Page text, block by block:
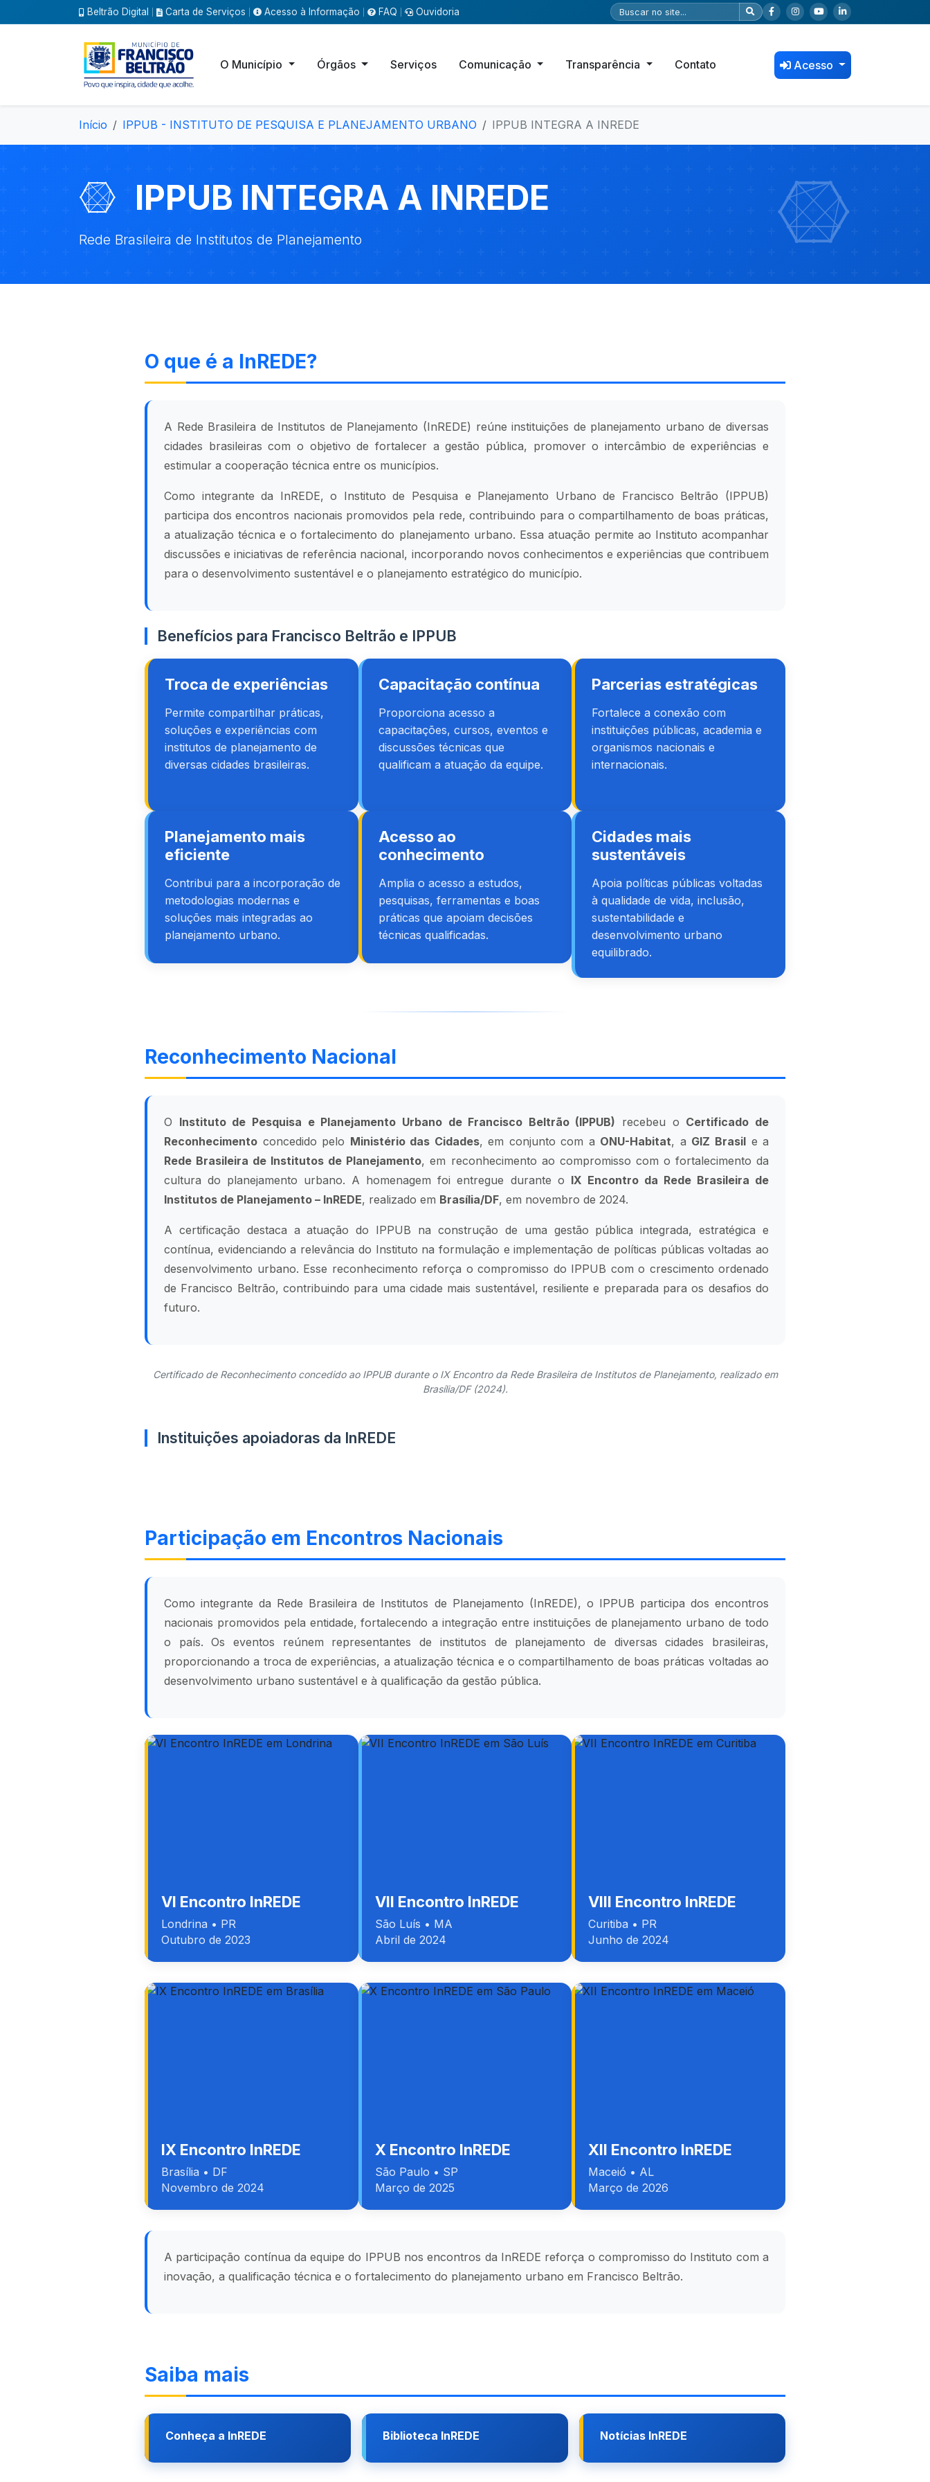
Beltrão Digital Carta de Serviços Acesso à Informação FAQ Ouvidoria
O Município Órgãos Serviços Comunicação Transparência Contato Acesso
Início IPPUB - INSTITUTO DE PESQUISA E PLANEJAMENTO URBANO IPPUB INTEGRA A INREDE
IPPUB INTEGRA A INREDE
Rede Brasileira de Institutos de Planejamento
O que é a InREDE?
A Rede Brasileira de Institutos de Planejamento (InREDE) reúne instituições de planejamento urbano de diversas
cidades brasileiras com o objetivo de fortalecer a gestão pública, promover o intercâmbio de experiências e
estimular a cooperação técnica entre os municípios.
Como integrante da InREDE, o Instituto de Pesquisa e Planejamento Urbano de Francisco Beltrão (IPPUB)
participa dos encontros nacionais promovidos pela rede, contribuindo para o compartilhamento de boas práticas,
a atualização técnica e o fortalecimento do planejamento urbano. Essa atuação permite ao Instituto acompanhar
discussões e iniciativas de referência nacional, incorporando novos conhecimentos e experiências que contribuem
para o desenvolvimento sustentável e o planejamento estratégico do município.
Benefícios para Francisco Beltrão e IPPUB
Troca de experiências
Permite compartilhar práticas,
soluções e experiências com
institutos de planejamento de
diversas cidades brasileiras.
Capacitação contínua
Proporciona acesso a
capacitações, cursos, eventos e
discussões técnicas que
qualificam a atuação da equipe.
Parcerias estratégicas
Fortalece a conexão com
instituições públicas, academia e
organismos nacionais e
internacionais.
Planejamento mais
eficiente
Contribui para a incorporação de
metodologias modernas e
soluções mais integradas ao
planejamento urbano.
Acesso ao
conhecimento
Amplia o acesso a estudos,
pesquisas, ferramentas e boas
práticas que apoiam decisões
técnicas qualificadas.
Cidades mais
sustentáveis
Apoia políticas públicas voltadas
à qualidade de vida, inclusão,
sustentabilidade e
desenvolvimento urbano
equilibrado.
Reconhecimento Nacional
O Instituto de Pesquisa e Planejamento Urbano de Francisco Beltrão (IPPUB) recebeu o Certificado de
Reconhecimento concedido pelo Ministério das Cidades, em conjunto com a ONU-Habitat, a GIZ Brasile a
Rede Brasileira de Institutos de Planejamento, em reconhecimento ao compromisso com o fortalecimento da
cultura do planejamento urbano. A homenagem foi entregue durante o IX Encontro da Rede Brasileira de
Institutos de Planejamento – InREDE, realizado em Brasília/DF, em novembro de 2024.
A certificação destaca a atuação do IPPUB na construção de uma gestão pública integrada, estratégica e
contínua, evidenciando a relevância do Instituto na formulação e implementação de políticas públicas voltadas ao
desenvolvimento urbano. Esse reconhecimento reforça o compromisso do IPPUB com o crescimento ordenado
de Francisco Beltrão, contribuindo para uma cidade mais sustentável, resiliente e preparada para os desafios do
futuro.
Certificado de Reconhecimento concedido ao IPPUB durante o IX Encontro da Rede Brasileira de Institutos de Planejamento, realizado em
Brasília/DF (2024).
Instituições apoiadoras da InREDE
Participação em Encontros Nacionais
Como integrante da Rede Brasileira de Institutos de Planejamento (InREDE), o IPPUB participa dos encontros
nacionais promovidos pela entidade, fortalecendo a integração entre instituições de planejamento urbano de todo
o país. Os eventos reúnem representantes de institutos de planejamento de diversas cidades brasileiras,
proporcionando a troca de experiências, a atualização técnica e o compartilhamento de boas práticas voltadas ao
desenvolvimento urbano sustentável e à qualificação da gestão pública.
VI Encontro InREDE
Londrina • PR
Outubro de 2023
VII Encontro InREDE
São Luís • MA
Abril de 2024
VIII Encontro InREDE
Curitiba • PR
Junho de 2024
IX Encontro InREDE
Brasília • DF
Novembro de 2024
X Encontro InREDE
São Paulo • SP
Março de 2025
XII Encontro InREDE
Maceió • AL
Março de 2026
A participação contínua da equipe do IPPUB nos encontros da InREDE reforça o compromisso do Instituto com a
inovação, a qualificação técnica e o fortalecimento do planejamento urbano em Francisco Beltrão.
Saiba mais
Conheça a InREDE Biblioteca InREDE Notícias InREDE